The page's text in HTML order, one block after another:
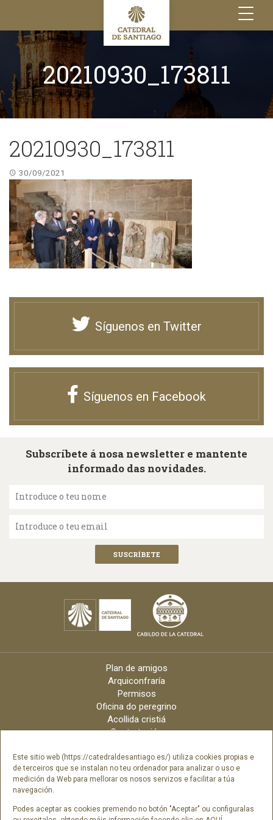
Este sitio web (https://catedraldesantiago.es/) utiliza cookies propias e
de terceiros que se instalan no teu ordenador para analizar o uso e
medición da Web para mellorar os nosos servizos e facilitar a túa
navegación.
Podes aceptar as cookies premendo no botón "Aceptar" ou configuralas
Toggle
navigation
20210930_173811
20210930_173811
30/09/2021
Síguenos en Twitter
Síguenos en Facebook
Subscríbete á nosa newsletter e mantente
informado das novidades.
Introduce o teu nome
Introduce o teu email
Plan de amigos
Arquiconfraría
Permisos
Oficina do peregrino
Acollida cristiá
Contratación
Arquidiócese
Créditos
Catálogo Dixital